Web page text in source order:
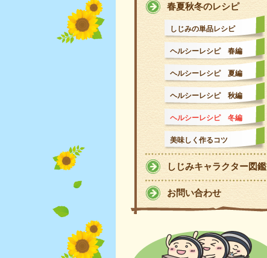
春夏秋冬のレシピ
しじみの単品レシピ
ヘルシーレシピ 春編
ヘルシーレシピ 夏編
ヘルシーレシピ 秋編
ヘルシーレシピ 冬編
美味しく作るコツ
しじみキャラクター図鑑
お問い合わせ